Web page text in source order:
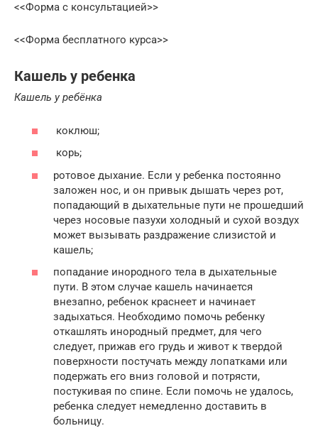
<<Форма с консультацией>>
<<Форма бесплатного курса>>
Кашель у ребенка
Кашель у ребёнка
коклюш;
корь;
ротовое дыхание. Если у ребенка постоянно
заложен нос, и он привык дышать через рот,
попадающий в дыхательные пути не прошедший
через носовые пазухи холодный и сухой воздух
может вызывать раздражение слизистой и
кашель;
попадание инородного тела в дыхательные
пути. В этом случае кашель начинается
внезапно, ребенок краснеет и начинает
задыхаться. Необходимо помочь ребенку
откашлять инородный предмет, для чего
следует, прижав его грудь и живот к твердой
поверхности постучать между лопатками или
подержать его вниз головой и потрясти,
постукивая по спине. Если помочь не удалось,
ребенка следует немедленно доставить в
больницу.